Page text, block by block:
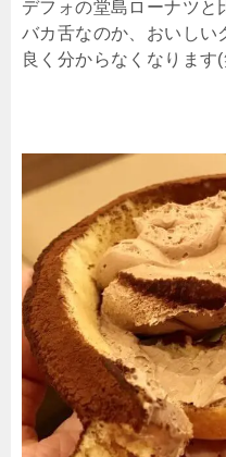
デフォの堂島ローナツと
バカ舌なのか、おいしい
良く分からなくなります